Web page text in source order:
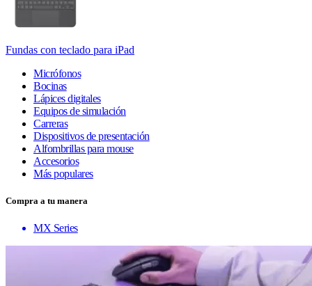
Fundas con teclado para iPad
Micrófonos
Bocinas
Lápices digitales
Equipos de simulación
Carreras
Dispositivos de presentación
Alfombrillas para mouse
Accesorios
Más populares
Compra a tu manera
MX Series